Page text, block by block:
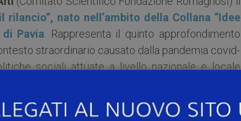
nato nell’ambito della Collana “Idee
Pavia . Rappresenta il quinto approfondimento
straordinario causato dalla pandemia covid-
sociali attuate a livello nazionale e locale
in sintesi soluzioni migliorative per aumentare
ed emergenti dei cittadini.